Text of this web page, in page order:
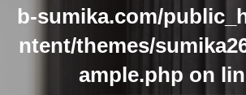
b-sumika.com/
ntent/themes/
ample.php on